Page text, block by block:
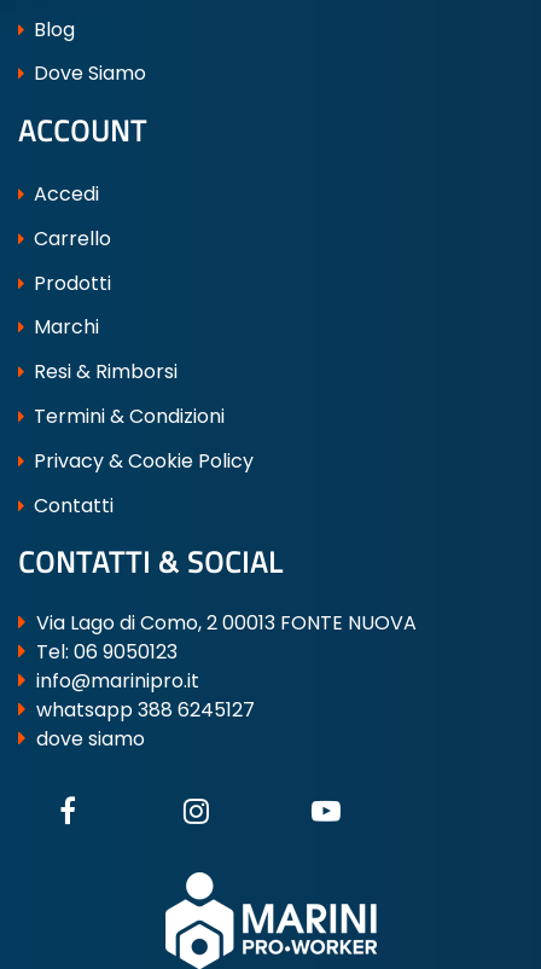
Blog
Dove Siamo
ACCOUNT
Accedi
Carrello
Prodotti
Marchi
Resi & Rimborsi
Termini & Condizioni
Privacy & Cookie Policy
Contatti
CONTATTI & SOCIAL
Via Lago di Como, 2 00013 FONTE NUOVA
Tel: 06 9050123
info@marinipro.it
whatsapp 388 6245127
dove siamo